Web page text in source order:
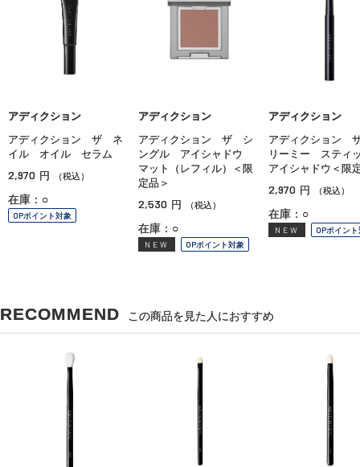
アディクション
アディクション ザ ネ
イル オイル セラム
2,970 円 （税込）
在庫：○
OPポイント対象
アディクション
アディクション ザ シ
ングル アイシャドウ
マット（レフィル）＜限
定品＞
2,530 円 （税込）
在庫：○
NEW OPポイント対象
アディクション
アディクション
リーミー ステ
アイシャドウ＜限
2,970 円 （税込）
在庫：○
NEW OPポイン
RECOMMEND この商品を見た人におすすめ